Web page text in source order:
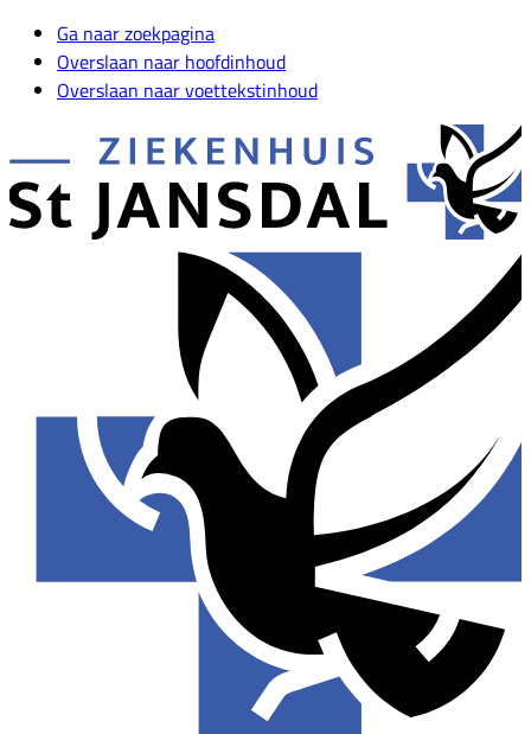
Ga naar zoekpagina
Overslaan naar hoofdinhoud
Overslaan naar voettekstinhoud